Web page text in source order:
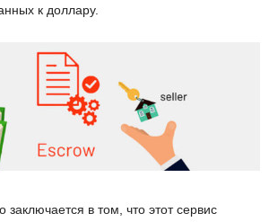
к доллару.
заключается в том, что этот сервис